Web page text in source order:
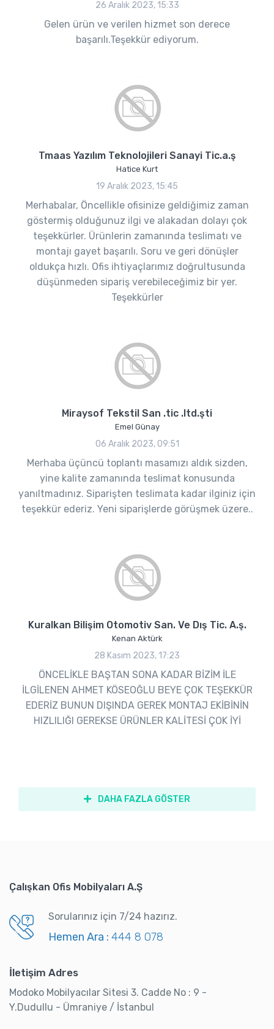
26 Aralık 2023, 15:33
Gelen ürün ve verilen hizmet son derece
başarılı.Teşekkür ediyorum.
Tmaas Yazılım Teknolojileri Sanayi Tic.a.ş
Hatice Kurt
19 Aralık 2023, 15:45
Merhabalar, Öncellikle ofisinize geldiğimiz zaman
göstermiş olduğunuz ilgi ve alakadan dolayı çok
teşekkürler. Ürünlerin zamanında teslimatı ve
montajı gayet başarılı. Soru ve geri dönüşler
oldukça hızlı. Ofis ihtiyaçlarımız doğrultusunda
düşünmeden sipariş verebileceğimiz bir yer.
Teşekkürler
Miraysof Tekstil San .tic .ltd.şti
Emel Günay
06 Aralık 2023, 09:51
Merhaba üçüncü toplantı masamızı aldık sizden,
yine kalite zamanında teslimat konusunda
yanıltmadınız. Siparişten teslimata kadar ilginiz için
teşekkür ederiz. Yeni siparişlerde görüşmek üzere..
Kuralkan Bilişim Otomotiv San. Ve Dış Tic. A.ş.
Kenan Aktürk
28 Kasım 2023, 17:23
ÖNCELİKLE BAŞTAN SONA KADAR BİZİM İLE
İLGİLENEN AHMET KÖSEOĞLU BEYE ÇOK TEŞEKKÜR
EDERİZ BUNUN DIŞINDA GEREK MONTAJ EKİBİNİN
HIZLILIĞI GEREKSE ÜRÜNLER KALİTESİ ÇOK İYİ
DAHA FAZLA GÖSTER
Çalışkan Ofis Mobilyaları A.Ş
Sorularınız için 7/24 hazırız.
Hemen Ara : 444 8 078
İletişim Adres
Modoko Mobilyacılar Sitesi 3. Cadde No : 9 -
Y.Dudullu - Ümraniye / İstanbul